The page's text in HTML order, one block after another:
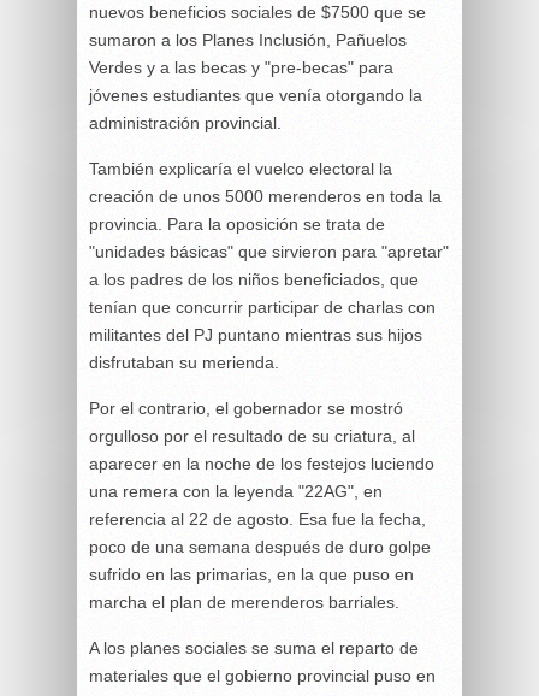
nuevos beneficios sociales de $7500 que se
sumaron a los Planes Inclusión, Pañuelos
Verdes y a las becas y "pre-becas" para
jóvenes estudiantes que venía otorgando la
administración provincial.
También explicaría el vuelco electoral la
creación de unos 5000 merenderos en toda la
provincia. Para la oposición se trata de
"unidades básicas" que sirvieron para "apretar"
a los padres de los niños beneficiados, que
tenían que concurrir participar de charlas con
militantes del PJ puntano mientras sus hijos
disfrutaban su merienda.
Por el contrario, el gobernador se mostró
orgulloso por el resultado de su criatura, al
aparecer en la noche de los festejos luciendo
una remera con la leyenda "22AG", en
referencia al 22 de agosto. Esa fue la fecha,
poco de una semana después de duro golpe
sufrido en las primarias, en la que puso en
marcha el plan de merenderos barriales.
A los planes sociales se suma el reparto de
materiales que el gobierno provincial puso en